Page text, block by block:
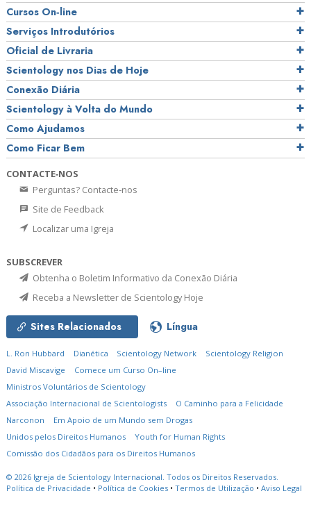
Cursos On‑line
Serviços Introdutórios
Oficial de Livraria
Scientology nos Dias de Hoje
Conexão Diária
Scientology à Volta do Mundo
Como Ajudamos
Como Ficar Bem
CONTACTE‑NOS
Perguntas? Contacte‑nos
Site de Feedback
Localizar uma Igreja
SUBSCREVER
Obtenha o Boletim Informativo da Conexão Diária
Receba a Newsletter de Scientology Hoje
Sites Relacionados Língua
L. Ron Hubbard Dianética Scientology Network
Scientology Religion
David Miscavige
Comece um Curso On–line
Ministros Voluntários de Scientology
Associação Internacional de Scientologists
O Caminho para a Felicidade
Narconon
Em Apoio de um Mundo sem Drogas
Unidos pelos Direitos Humanos
Youth for Human Rights
Comissão dos Cidadãos para os Direitos Humanos
© 2026 Igreja de Scientology Internacional. Todos os Direitos Reservados.
Política de Privacidade • Política de Cookies • Termos de Utilização • Aviso Legal